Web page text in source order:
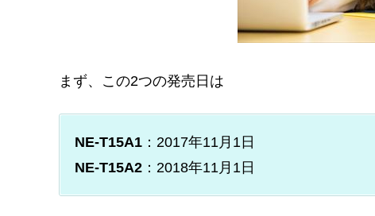
まず、この2つの発売日は
NE-T15A1 ：2017年11月1日
NE-T15A2 ：2018年11月1日